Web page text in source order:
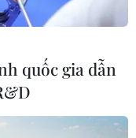
quốc gia dẫn